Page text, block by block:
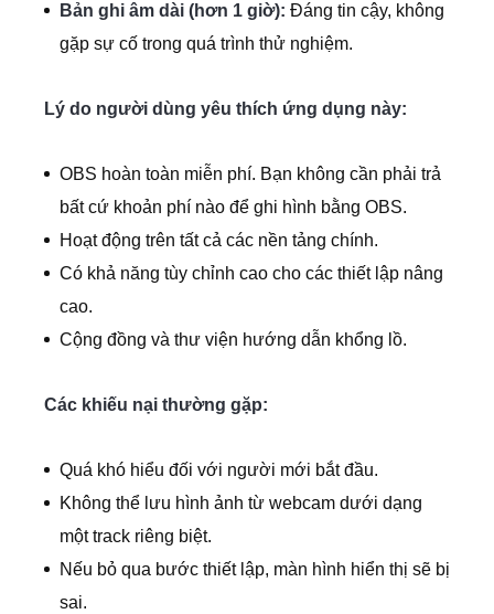
Bản ghi âm dài (hơn 1 giờ): Đáng tin cậy, không
gặp sự cố trong quá trình thử nghiệm.
Lý do người dùng yêu thích ứng dụng này:
OBS hoàn toàn miễn phí. Bạn không cần phải trả
bất cứ khoản phí nào để ghi hình bằng OBS.
Hoạt động trên tất cả các nền tảng chính.
Có khả năng tùy chỉnh cao cho các thiết lập nâng
cao.
Cộng đồng và thư viện hướng dẫn khổng lồ.
Các khiếu nại thường gặp:
Quá khó hiểu đối với người mới bắt đầu.
Không thể lưu hình ảnh từ webcam dưới dạng
một track riêng biệt.
Nếu bỏ qua bước thiết lập, màn hình hiển thị sẽ bị
sai.